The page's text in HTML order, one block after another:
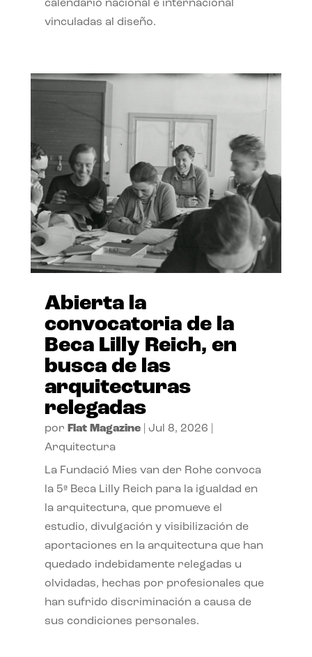
calendario nacional e internacional
vinculadas al diseño.
Abierta la
convocatoria de la
Beca Lilly Reich, en
busca de las
arquitecturas
relegadas
por Flat Magazine| Jul 8, 2026
Arquitectura
La Fundació Mies van der Rohe convoca
la 5ª Beca Lilly Reich para la igualdad en
la arquitectura, que promueve el
estudio, divulgación y visibilización de
aportaciones en la arquitectura que han
quedado indebidamente relegadas u
olvidadas, hechas por profesionales que
han sufrido discriminación a causa de
sus condiciones personales.